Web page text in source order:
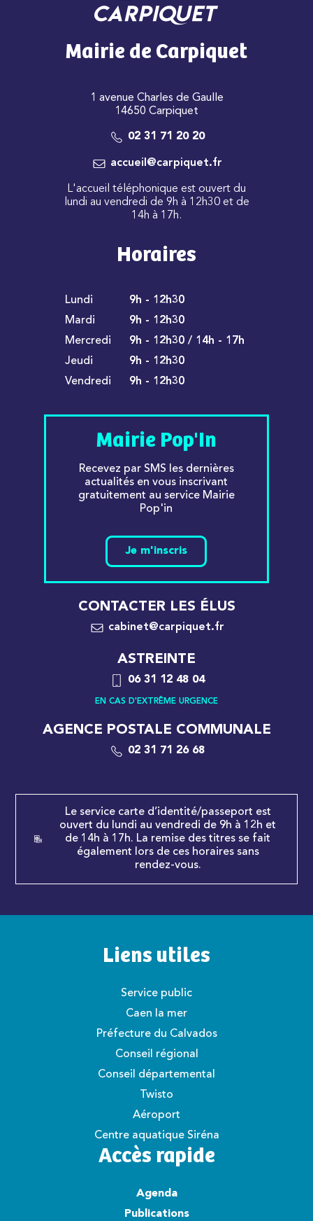
Mairie de Carpiquet
1 avenue Charles de Gaulle
14650 Carpiquet
02 31 71 20 20
accueil@carpiquet.fr
L'accueil téléphonique est ouvert du
lundi au vendredi de 9h à 12h30 et de
14h à 17h.
Horaires
Lundi
9h - 12h30
Mardi
9h - 12h30
Mercredi
9h - 12h30 / 14h - 17h
Jeudi
9h - 12h30
Vendredi
9h - 12h30
Mairie Pop'In
Recevez par SMS les dernières
actualités en vous inscrivant
gratuitement au service Mairie
Pop'in
Je m'inscris
CONTACTER LES ÉLUS
cabinet@carpiquet.fr
ASTREINTE
06 31 12 48 04
EN CAS D'EXTRÊME URGENCE
AGENCE POSTALE COMMUNALE
02 31 71 26 68
Le service carte d’identité/passeport est
ouvert du lundi au vendredi de 9h à 12h et
de 14h à 17h. La remise des titres se fait
également lors de ces horaires sans
rendez-vous.
Liens utiles
Service public
Caen la mer
Préfecture du Calvados
Conseil régional
Conseil départemental
Twisto
Aéroport
Centre aquatique Siréna
Accès rapide
Agenda
Publications